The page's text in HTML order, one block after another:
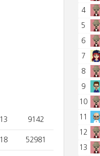
4
5
6
7
8
9
10
11
12
13
9142
52981